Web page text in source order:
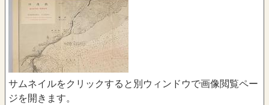
サムネイルをクリックすると別ウィンドウで画像閲覧ペー
ジを開きます。